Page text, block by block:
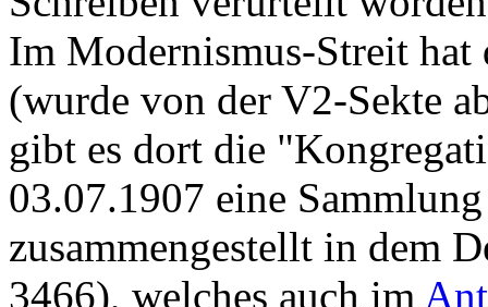
Im Modernismus-Streit
(wurde von der V2-Sekte
gibt es dort die
03.07.1907 eine
zusammengestellt in dem
3466), welches auch im